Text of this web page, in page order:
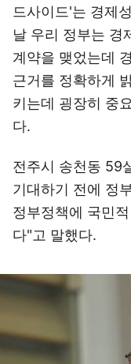
드사이드'는 경제
날 우리 정부는 경
계약을 맺었는데
근거를 정확하게
키는데 굉장히 중
다.
전주시 송천동 59
기대하기 전에 정
정부정책에 국민
다"고 말했다.